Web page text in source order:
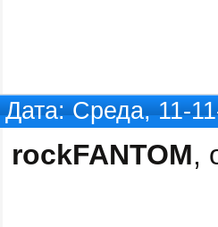
Дата: Среда, 11-
rockFANTOM,